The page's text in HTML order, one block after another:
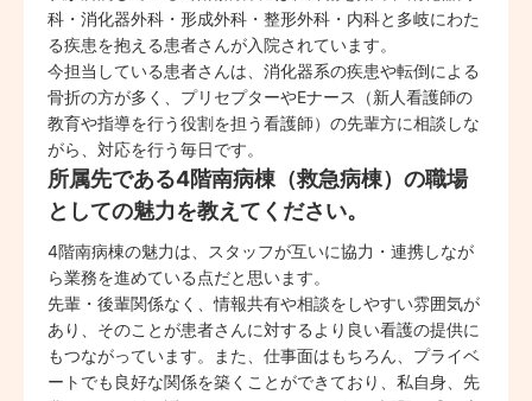
科・消化器外科・形成外科・整形外科・内科と多岐にわた
る疾患を抱える患者さんが入院されています。
今担当している患者さんは、消化器系の疾患や転倒による
骨折の方が多く、プリセプターやEナース（新人看護師の
教育や指導を行う役割を担う看護師）の先輩方に相談しな
がら、対応を行う毎日です。
所属先である4階南病棟（救急病棟）の職場
としての魅力を教えてください。
4階南病棟の魅力は、スタッフが互いに協力・連携しなが
ら業務を進めている点だと思います。
先輩・後輩関係なく、情報共有や相談をしやすい雰囲気が
あり、そのことが患者さんに対するより良い看護の提供に
もつながっています。また、仕事面はもちろん、プライベ
ートでも良好な関係を築くことができており、私自身、先